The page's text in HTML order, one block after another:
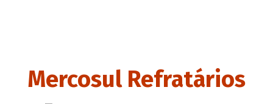
Mercosul Refratários